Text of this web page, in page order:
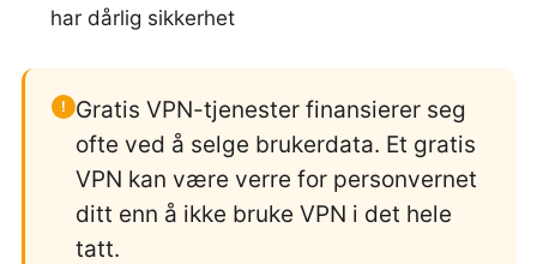
har dårlig sikkerhet
!
Gratis VPN-tjenester finansierer seg
ofte ved å selge brukerdata. Et gratis
VPN kan være verre for personvernet
ditt enn å ikke bruke VPN i det hele
tatt.